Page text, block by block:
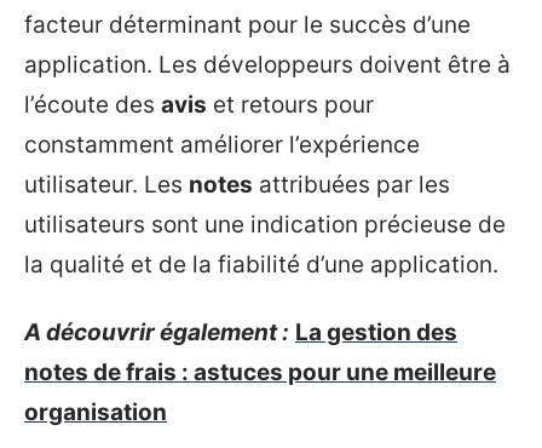
facteur déterminant pour le succès d’une
application. Les développeurs doivent être à
l’écoute des avis et retours pour
constamment améliorer l’expérience
utilisateur. Les notes attribuées par les
utilisateurs sont une indication précieuse de
la qualité et de la fiabilité d’une application.
A découvrir également : La gestion des
notes de frais : astuces pour une meilleure
organisation